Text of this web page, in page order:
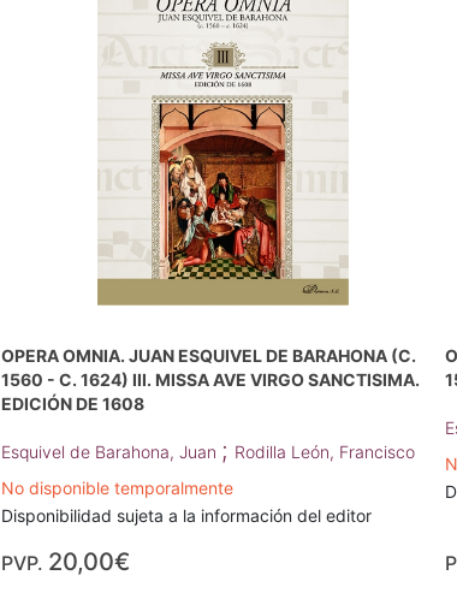
OPERA OMNIA. JUAN ESQUIVEL DE BARAHONA (C.
1560 - C. 1624) III. MISSA AVE VIRGO SANCTISIMA.
EDICIÓN DE 1608
Esquivel de Barahona, Juan ; Rodilla León, Francisco
No disponible temporalmente
Disponibilidad sujeta a la información del editor
PVP. 20,00€